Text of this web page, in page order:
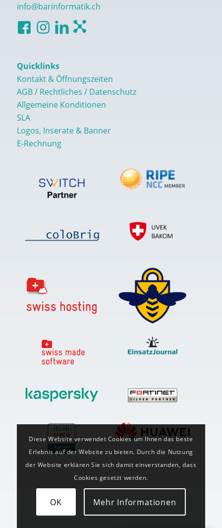
info@barinformatik.ch
Quicklinks
Kontakt & Öffnungszeiten
AGB / Rechtliches / Datenschutz
Allgemeine Konditionen
SLA
Logos, Inserate & Banner
E-Rechnung
Diese Website verwendet Cookies um Ihnen das beste
Erlebnis auf der Website zu bieten. Durch die Nutzung
der Website erklären Sie sich damit einverstanden, dass
Cookies gesetzt werden.
OK Mehr Informationen